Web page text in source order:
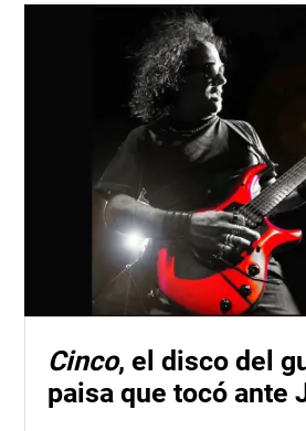
Cinco, el disco del
paisa que tocó ante